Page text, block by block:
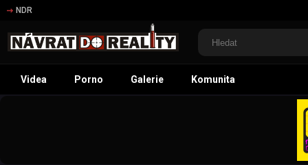
NDR
Videa Porno Galerie Komunita